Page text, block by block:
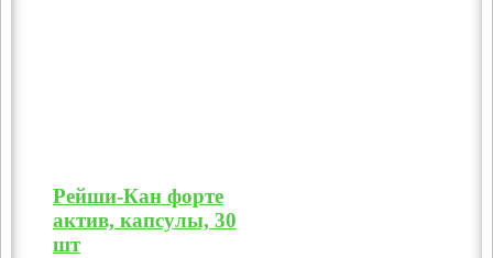
Рейши-Кан форте
актив, капсулы, 30
шт